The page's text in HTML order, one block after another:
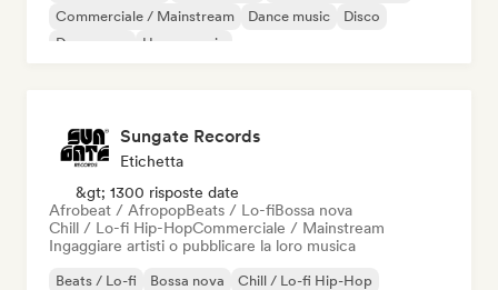
Commerciale / Mainstream
Dance music
Disco
Dream pop
House music
Sungate Records
Etichetta
&gt; 1300 risposte date
Afrobeat / AfropopBeats / Lo-fiBossa nova
Chill / Lo-fi Hip-HopCommerciale / Mainstream
Ingaggiare artisti o pubblicare la loro musica
Beats / Lo-fi Bossa nova
Chill / Lo-fi Hip-Hop